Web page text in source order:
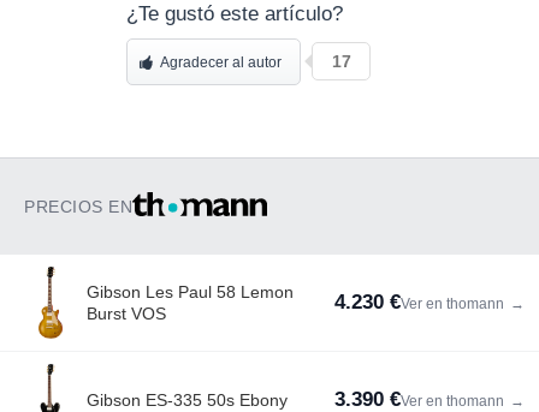
¿Te gustó este artículo?
Agradecer al autor 17
PRECIOS EN
Gibson Les Paul 58 Lemon
Burst VOS
4.230 €Ver en thomann →
Gibson ES-335 50s Ebony 3.390 €Ver en thomann →